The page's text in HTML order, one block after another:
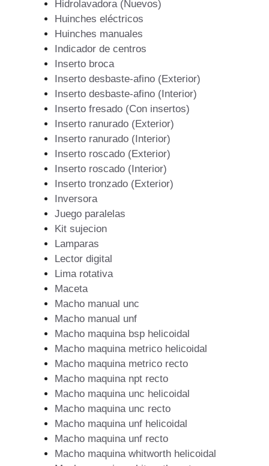
Hidrolavadora (Nuevos)
Huinches eléctricos
Huinches manuales
Indicador de centros
Inserto broca
Inserto desbaste-afino (Exterior)
Inserto desbaste-afino (Interior)
Inserto fresado (Con insertos)
Inserto ranurado (Exterior)
Inserto ranurado (Interior)
Inserto roscado (Exterior)
Inserto roscado (Interior)
Inserto tronzado (Exterior)
Inversora
Juego paralelas
Kit sujecion
Lamparas
Lector digital
Lima rotativa
Maceta
Macho manual unc
Macho manual unf
Macho maquina bsp helicoidal
Macho maquina metrico helicoidal
Macho maquina metrico recto
Macho maquina npt recto
Macho maquina unc helicoidal
Macho maquina unc recto
Macho maquina unf helicoidal
Macho maquina unf recto
Macho maquina whitworth helicoidal